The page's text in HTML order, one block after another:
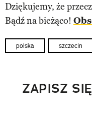
Dziękujemy, że
Bądź na bieżąco!
polska szczecin
ZAPISZ